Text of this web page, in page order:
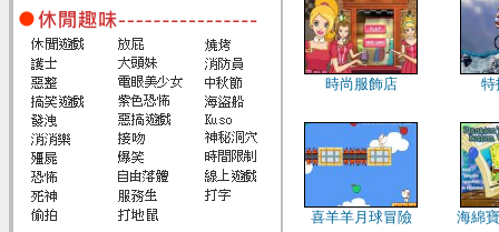
時尚服飾店 特
喜羊羊月球冒險 海綿